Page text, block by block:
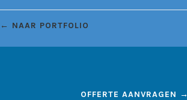
← NAAR PORTFOLIO
OFFERTE AANVRAGEN →